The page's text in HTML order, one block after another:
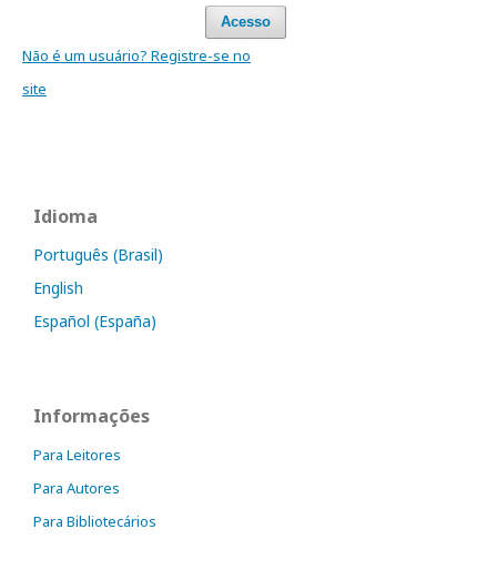
Acesso
Não é um usuário? Registre-se no
site
Idioma
Português (Brasil)
English
Español (España)
Informações
Para Leitores
Para Autores
Para Bibliotecários